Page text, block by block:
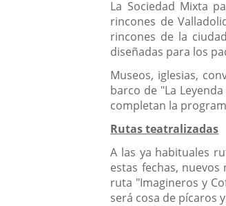
La Sociedad Mixta
rincones de
rincones de la
diseñadas para los
Museos, iglesias,
barco de "La
completan la
Rutas teatralizadas
A las ya habituales
estas fechas,
ruta "Imagineros y
será cosa de pícaros